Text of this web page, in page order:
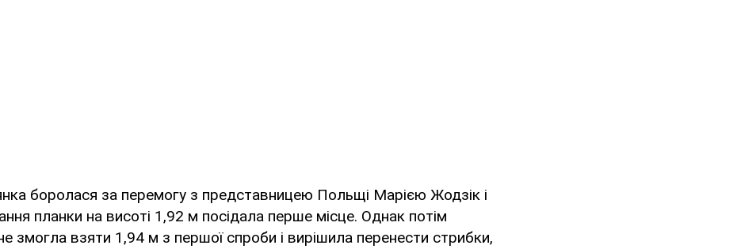
боролася за перемогу з представницею Польщі Марією Жодзік і
планки на висоті 1,92 м посідала перше місце. Однак потім
змогла взяти 1,94 м з першої спроби і вирішила перенести стрибки,